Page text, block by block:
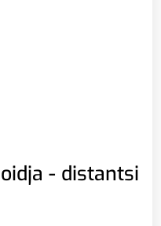
- distantsi